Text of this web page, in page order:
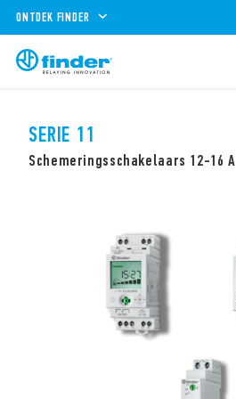
ONTDEK FINDER
SERIE 11
Schemeringsschakelaars 12-16 A